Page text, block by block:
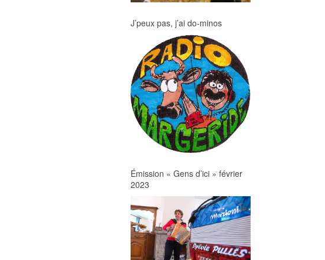
J’peux pas, j’ai do-minos
Émission « Gens d’ici » février
2023